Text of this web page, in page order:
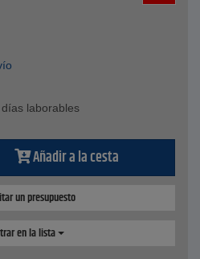
laborables
Añadir a la cesta
un presupuesto
en la lista